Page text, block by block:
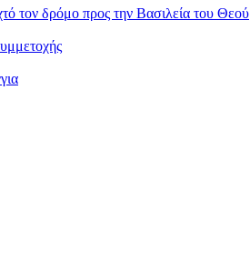
τον δρόμο προς την Βασιλεία του Θεού